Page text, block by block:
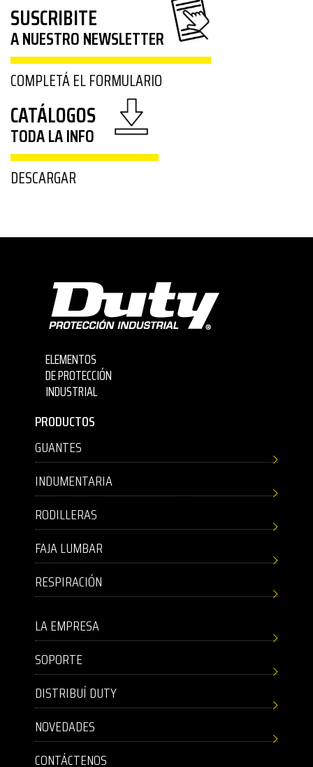
SUSCRIBITE
A NUESTRO NEWSLETTER
COMPLETÁ EL FORMULARIO
CATÁLOGOS
TODA LA INFO
DESCARGAR
ELEMENTOS
DE PROTECCIÓN
INDUSTRIAL
PRODUCTOS
GUANTES
INDUMENTARIA
RODILLERAS
FAJA LUMBAR
RESPIRACIÓN
LA EMPRESA
SOPORTE
DISTRIBUÍ DUTY
NOVEDADES
CONTÁCTENOS